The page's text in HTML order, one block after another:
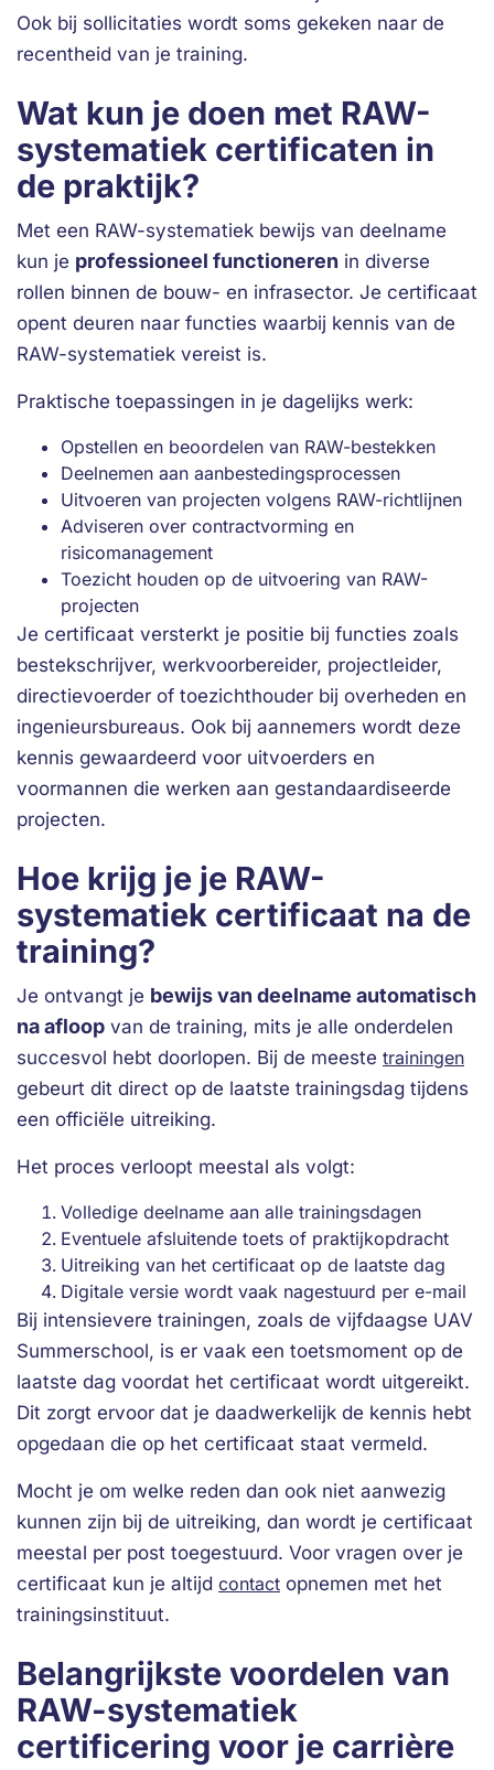
Ook bij sollicitaties wordt soms gekeken naar de
recentheid van je training.
Wat kun je doen met RAW-
systematiek certificaten in
de praktijk?
Met een RAW-systematiek bewijs van deelname
kun je professioneel functioneren in diverse
rollen binnen de bouw- en infrasector. Je certificaat
opent deuren naar functies waarbij kennis van de
RAW-systematiek vereist is.
Praktische toepassingen in je dagelijks werk:
Opstellen en beoordelen van RAW-bestekken
Deelnemen aan aanbestedingsprocessen
Uitvoeren van projecten volgens RAW-richtlijnen
Adviseren over contractvorming en
risicomanagement
Toezicht houden op de uitvoering van RAW-
projecten
Je certificaat versterkt je positie bij functies zoals
bestekschrijver, werkvoorbereider, projectleider,
directievoerder of toezichthouder bij overheden en
ingenieursbureaus. Ook bij aannemers wordt deze
kennis gewaardeerd voor uitvoerders en
voormannen die werken aan gestandaardiseerde
projecten.
Hoe krijg je je RAW-
systematiek certificaat na de
training?
Je ontvangt je bewijs van deelname automatisch
na afloop van de training, mits je alle onderdelen
succesvol hebt doorlopen. Bij de meeste trainingen
gebeurt dit direct op de laatste trainingsdag tijdens
een officiële uitreiking.
Het proces verloopt meestal als volgt:
Volledige deelname aan alle trainingsdagen
Eventuele afsluitende toets of praktijkopdracht
Uitreiking van het certificaat op de laatste dag
Digitale versie wordt vaak nagestuurd per e-mail
Bij intensievere trainingen, zoals de vijfdaagse UAV
Summerschool, is er vaak een toetsmoment op de
laatste dag voordat het certificaat wordt uitgereikt.
Dit zorgt ervoor dat je daadwerkelijk de kennis hebt
opgedaan die op het certificaat staat vermeld.
Mocht je om welke reden dan ook niet aanwezig
kunnen zijn bij de uitreiking, dan wordt je certificaat
meestal per post toegestuurd. Voor vragen over je
certificaat kun je altijd contact opnemen met het
trainingsinstituut.
Belangrijkste voordelen van
RAW-systematiek
certificering voor je carrière